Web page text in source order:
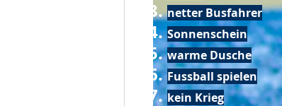
netter Busfahrer
Sonnenschein
warme Dusche
Fussball spielen
kein Krieg